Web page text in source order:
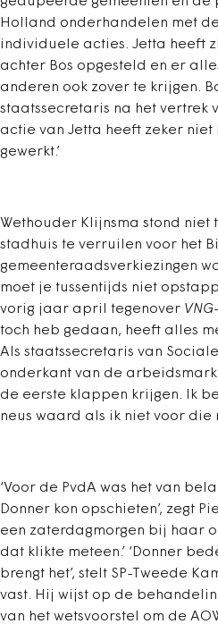
Holland onderhandelen met
individuele acties. Jetta heeft
achter Bos opgesteld en er
anderen ook zover te krijgen.
staatssecretaris na het vertrek
actie van Jetta heeft zeker niet
gewerkt.’
Wethouder Klijnsma stond niet
stadhuis te verruilen voor het
gemeenteraadsverkiezingen
moet je tussentijds niet
vorig jaar april tegenover
toch heb gedaan, heeft alles
Als staatssecretaris van
onderkant van de
de eerste klappen krijgen. Ik
neus waard als ik niet voor die
‘Voor de PvdA was het van
Donner kon opschieten’, zegt
een zaterdagmorgen bij haar
dat klikte meteen.’ ‘Donner
brengt het’, stelt SP-Tweede
vast. Hij wijst op de
van het wetsvoorstel om de